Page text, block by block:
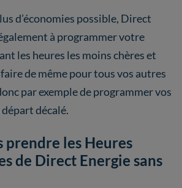
d’économies possible, Direct
à programmer votre
les heures les moins chères et
de même pour tous vos autres
par exemple de programmer vos
décalé.
prendre les Heures
de Direct Energie sans